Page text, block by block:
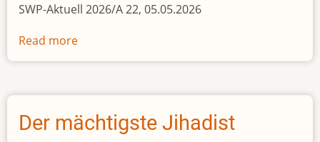
SWP-Aktuell 2026/A 22, 05.05.2026
Read more
Die
Rolle
der
Vereinigten
Der mächtigste Jihadist